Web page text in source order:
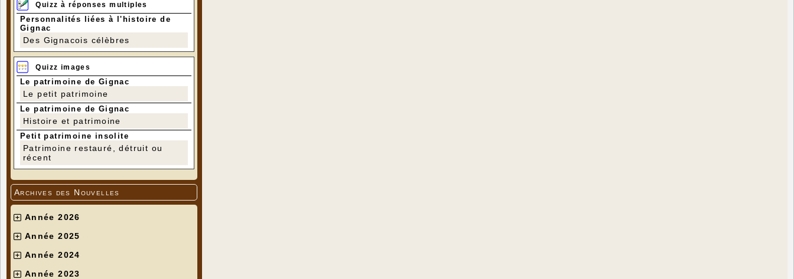
Quizz à réponses multiples
Personnalités liées à l'histoire de
Gignac
Des Gignacois célèbres
Quizz images
Le patrimoine de Gignac
Le petit patrimoine
Le patrimoine de Gignac
Histoire et patrimoine
Petit patrimoine insolite
Patrimoine restauré, détruit ou
récent
Archives des Nouvelles
Année 2026
Année 2025
Année 2024
Année 2023